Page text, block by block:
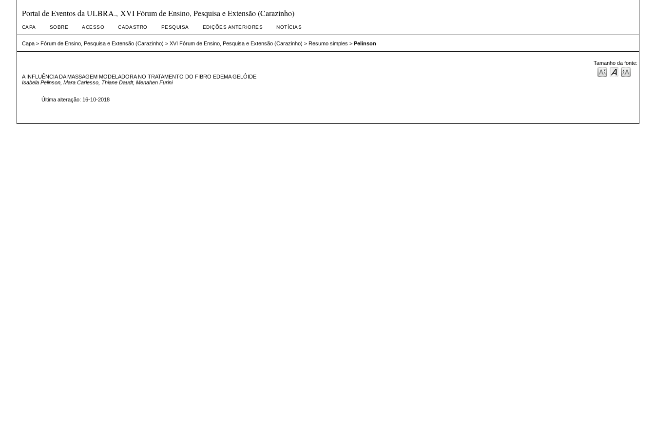
Portal de Eventos da ULBRA., XVI Fórum de Ensino, Pesquisa e Extensão (Carazinho)
CAPA SOBRE ACESSO CADASTRO PESQUISA EDIÇÕES ANTERIORES NOTÍCIAS
Capa> Fórum de Ensino, Pesquisa e Extensão (Carazinho) > XVI Fórum de Ensino, Pesquisa e Extensão (Carazinho) > Resumo simples > Pelinson
Tamanho da fonte:
A INFLUÊNCIA DA MASSAGEM MODELADORA NO TRATAMENTO DO FIBRO EDEMA GELÓIDE
Isabela Pelinson, Mara Carlesso, Thiane Daudt, Menahen Furini
Última alteração: 16-10-2018